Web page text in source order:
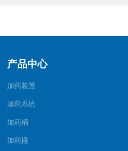
产品中心
加药装置
加药系统
加药桶
加药撬